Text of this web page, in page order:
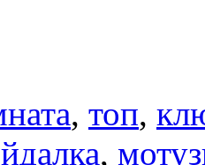
, топ,
,